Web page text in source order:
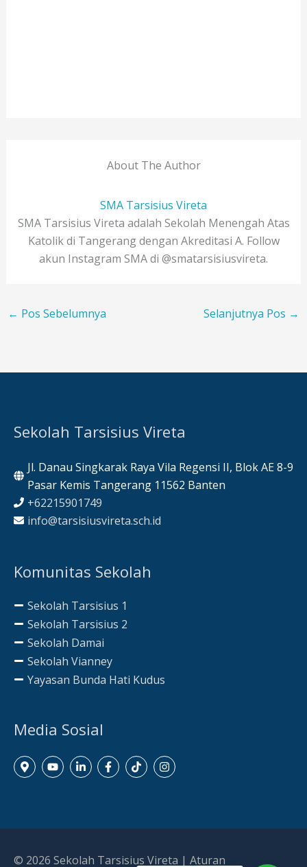
About The Author
SMA Tarsisius Vireta
SMA Tarsisius Vireta adalah Sekolah Menengah Atas
Katolik di Tangerang dengan Akreditasi A. Follow
akun Instagram SMA di @smatarsisiusvireta.
← Pos Sebelumnya Selanjutnya Pos →
Sekolah Tarsisius Vireta
Jl. Danau Singkarak Raya Vila Regensi II, Blok AE 8-9
Pasar Kemis Tangerang 11562 Banten
+62215901749
info@tarsisiusvireta.sch.id
Komunitas Sekolah
Sekolah Tarsisius 1
Sekolah Tarsisius 2
Sekolah Damai
Sekolah Vianney
Yayasan Bunda Hati Kudus
Media Sosial
© 2026 Sekolah Tarsisius Vireta | Aturan